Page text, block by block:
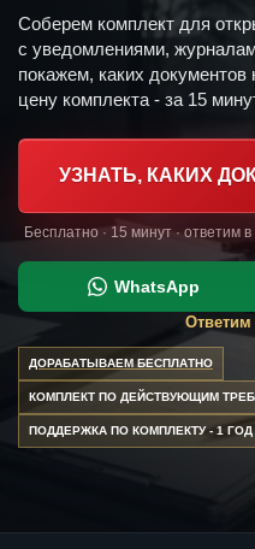
Соберем комплект для
с уведомлениями,
покажем, каких документов
цену комплекта - за 15
УЗНАТЬ, КАКИХ
Бесплатно · 15 минут · ответим
WhatsApp
Ответим
ДОРАБАТЫВАЕМ БЕСПЛАТНО
КОМПЛЕКТ ПО ДЕЙСТВУЮЩИМ
ПОДДЕРЖКА ПО КОМПЛЕКТУ - 1 ГОД